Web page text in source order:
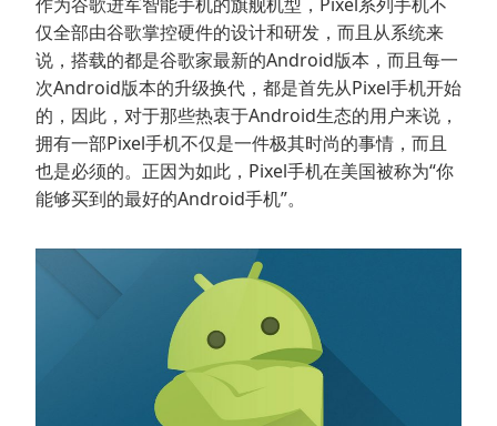
仅全部由谷歌掌控硬件的设计和研发，而且从系统来
说，搭载的都是谷歌家最新的Android版本，而且每一
次Android版本的升级换代，都是首先从Pixel手机开始
的，因此，对于那些热衷于Android生态的用户来说，
拥有一部Pixel手机不仅是一件极其时尚的事情，而且
也是必须的。正因为如此，Pixel手机在美国被称为“你
能够买到的最好的Android手机”。